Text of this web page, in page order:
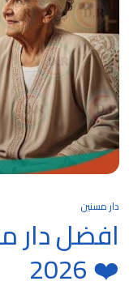
دار مسنين
❤️ 2026